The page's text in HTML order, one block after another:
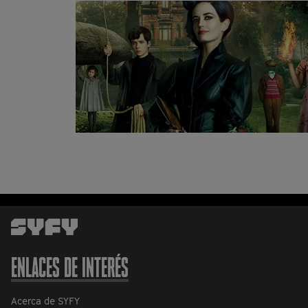
ENLACES DE INTERÉS
Acerca de SYFY